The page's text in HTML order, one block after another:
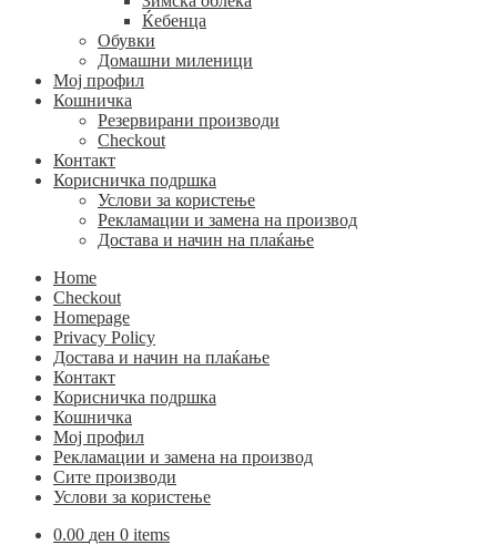
Ќебенца
Обувки
Домашни миленици
Мој профил
Кошничка
Резервирани производи
Checkout
Контакт
Корисничка подршка
Услови за користење
Рекламации и замена на производ
Достава и начин на плаќање
Home
Checkout
Homepage
Privacy Policy
Достава и начин на плаќање
Контакт
Корисничка подршка
Кошничка
Мој профил
Рекламации и замена на производ
Сите производи
Услови за користење
0.00 ден 0 items